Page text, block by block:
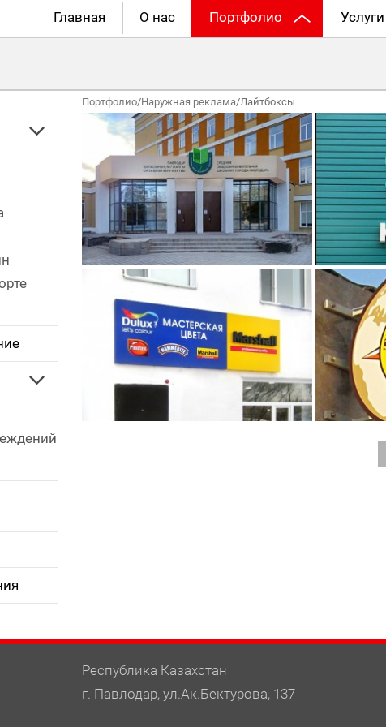
Главная О нас Портфолио Услуги
Портфолио/Наружная реклама/Лайтбоксы
Республика Казахстан
г. Павлодар, ул.Ак.Бектурова, 137